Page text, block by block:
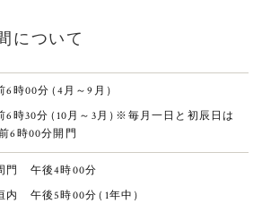
について
6時00分（ 4月～9月 ）
6時30分（ 10月～3月 ）※毎月一日と初辰日は
6時00分開門
門 午後4時00分
内 午後5時00分（ 1年中 ）